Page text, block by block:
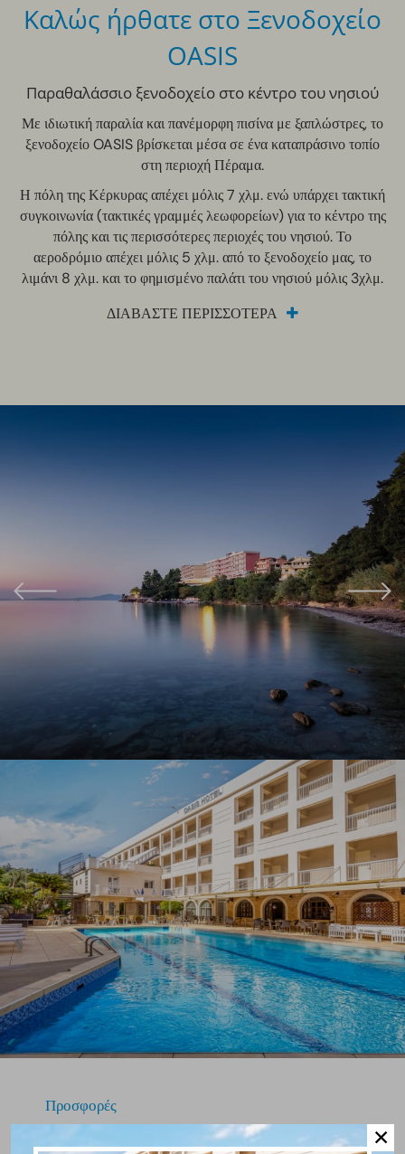
Καλώς ήρθατε στο Ξενοδοχείο
OASIS
Παραθαλάσσιο ξενοδοχείο στο κέντρο του νησιού
Με ιδιωτική παραλία και πανέμορφη πισίνα με ξαπλώστρες, το
ξενοδοχείο OASIS βρίσκεται μέσα σε ένα καταπράσινο τοπίο
στη περιοχή Πέραμα.
Η πόλη της Κέρκυρας απέχει μόλις 7 χλμ. ενώ υπάρχει τακτική
συγκοινωνία (τακτικές γραμμές λεωφορείων) για το κέντρο της
πόλης και τις περισσότερες περιοχές του νησιού. Το
αεροδρόμιο απέχει μόλις 5 χλμ. από το ξενοδοχείο μας, το
λιμάνι 8 χλμ. και το φημισμένο παλάτι του νησιού μόλις 3χλμ.
Στον εξωτερικό χώρο του κεντρικού εστιατορίου, με υπέροχη
φαγητό.
Κέρκυρας, σας προσφέρουμε υπηρεσίες αισθητικής και μασάζ.
Οι πελάτες μας μπορούν να κάνουν χρήση του ιδιωτικού χώρου
στάθμευσης του ξενοδοχείου χωρίς χρέωση.
ΔΙΑΒΑΣΤΕ ΠΕΡΙΣΣΟΤΕΡΑ
Προσφορές
✕